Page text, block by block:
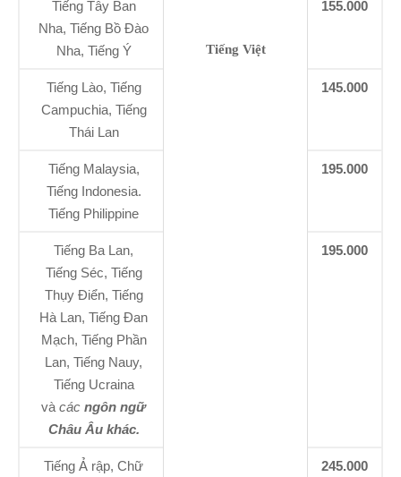
Tiếng Việt
Tiếng Tây Ban
Nha, Tiếng Bồ Đào
Nha, Tiếng Ý
155.000
Tiếng Lào, Tiếng
Campuchia, Tiếng
Thái Lan
145.000
Tiếng Malaysia,
Tiếng Indonesia.
Tiếng Philippine
195.000
Tiếng Ba Lan,
Tiếng Séc, Tiếng
Thụy Điển, Tiếng
Hà Lan, Tiếng Đan
Mạch, Tiếng Phần
Lan, Tiếng Nauy,
Tiếng Ucraina
và các ngôn ngữ
Châu Âu khác.
195.000
Tiếng Ả rập, Chữ
245.000